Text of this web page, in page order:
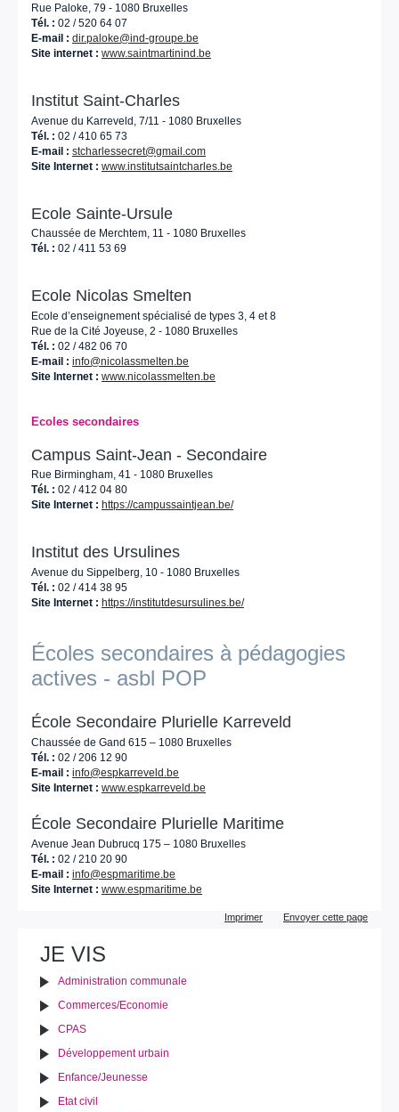
Rue Paloke, 79 - 1080 Bruxelles
Tél. : 02 / 520 64 07
E-mail : dir.paloke@ind-groupe.be
Site internet : www.saintmartinind.be
Institut Saint-Charles
Avenue du Karreveld, 7/11 - 1080 Bruxelles
Tél. : 02 / 410 65 73
E-mail : stcharlessecret@gmail.com
Site Internet : www.institutsaintcharles.be
Ecole Sainte-Ursule
Chaussée de Merchtem, 11 - 1080 Bruxelles
Tél. : 02 / 411 53 69
Ecole Nicolas Smelten
Ecole d’enseignement spécialisé de types 3, 4 et 8
Rue de la Cité Joyeuse, 2 - 1080 Bruxelles
Tél. : 02 / 482 06 70
E-mail : info@nicolassmelten.be
Site Internet : www.nicolassmelten.be
Ecoles secondaires
Campus Saint-Jean - Secondaire
Rue Birmingham, 41 - 1080 Bruxelles
Tél. : 02 / 412 04 80
Site Internet : https://campussaintjean.be/
Institut des Ursulines
Avenue du Sippelberg, 10 - 1080 Bruxelles
Tél. : 02 / 414 38 95
Site Internet : https://institutdesursulines.be/
Écoles secondaires à pédagogies
actives - asbl POP
École Secondaire Plurielle Karreveld
Chaussée de Gand 615 – 1080 Bruxelles
Tél. : 02 / 206 12 90
E-mail : info@espkarreveld.be
Site Internet : www.espkarreveld.be
École Secondaire Plurielle Maritime
Avenue Jean Dubrucq 175 – 1080 Bruxelles
Tél. : 02 / 210 20 90
E-mail : info@espmaritime.be
Site Internet : www.espmaritime.be
Imprimer Envoyer cette page
JE VIS
Administration communale
Commerces/Economie
CPAS
Développement urbain
Enfance/Jeunesse
Etat civil